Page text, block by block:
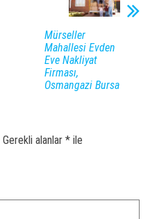
Mürseller
Mahallesi Evden
Eve Nakliyat
Firması,
Osmangazi Bursa
Gerekli alanlar * ile